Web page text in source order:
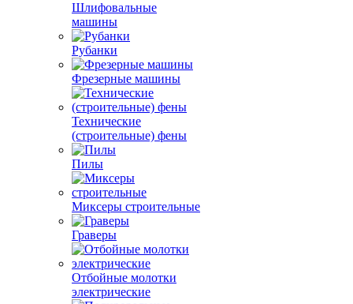
Шлифовальные
машины
Рубанки
Фрезерные машины
Технические
(строительные) фены
Пилы
Миксеры строительные
Граверы
Отбойные молотки
электрические